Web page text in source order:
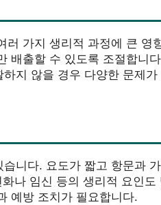
러 가지 생리적 과정에 큰 영
배출할 수 있도록 조절합니
지 않을 경우 다양한 문제가
니다. 요도가 짧고 항문과
나 임신 등의 생리적 요인도
예방 조치가 필요합니다.